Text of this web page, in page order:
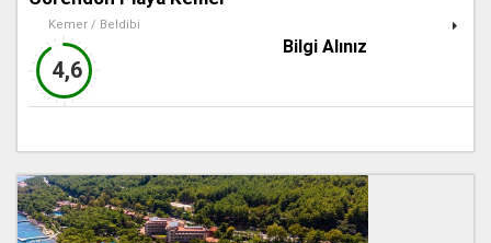
Kemer / Beldibi
4,6
Bilgi Alınız